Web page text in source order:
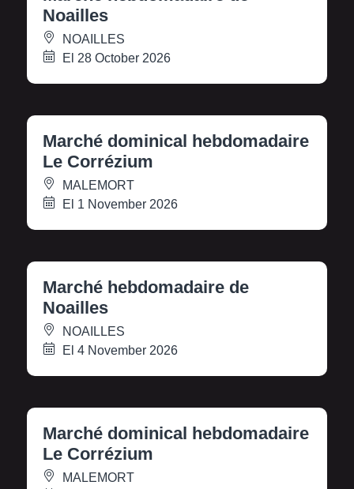
Noailles
NOAILLES
El 28 October 2026
Marché dominical hebdomadaire
Le Corrézium
MALEMORT
El 1 November 2026
Marché hebdomadaire de
Noailles
NOAILLES
El 4 November 2026
Marché dominical hebdomadaire
Le Corrézium
MALEMORT